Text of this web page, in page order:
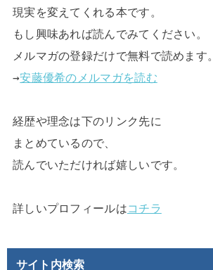
現実を変えてくれる本です。
もし興味あれば読んでみてください。
メルマガの登録だけで無料で読めます。
→安藤優希のメルマガを読む
経歴や理念は下のリンク先に
まとめているので、
読んでいただければ嬉しいです。
詳しいプロフィールはコチラ
サイト内検索